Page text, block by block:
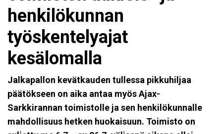
henkilökunnan
työskentelyajat
kesälomalla
Jalkapallon kevätkauden tullessa pikkuhiljaa
päätökseen on aika antaa myös Ajax-
Sarkkirannan toimistolle ja sen henkilökunnalle
mahdollisuus hetken huokaisuun. Toimisto on